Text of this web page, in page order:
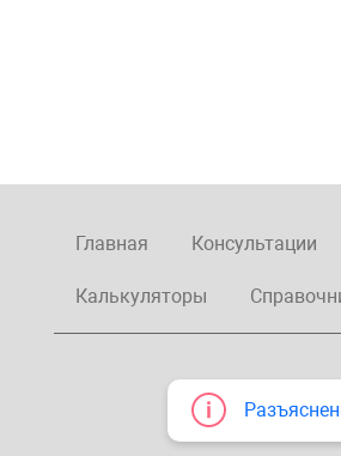
Главная Консультации
Калькуляторы